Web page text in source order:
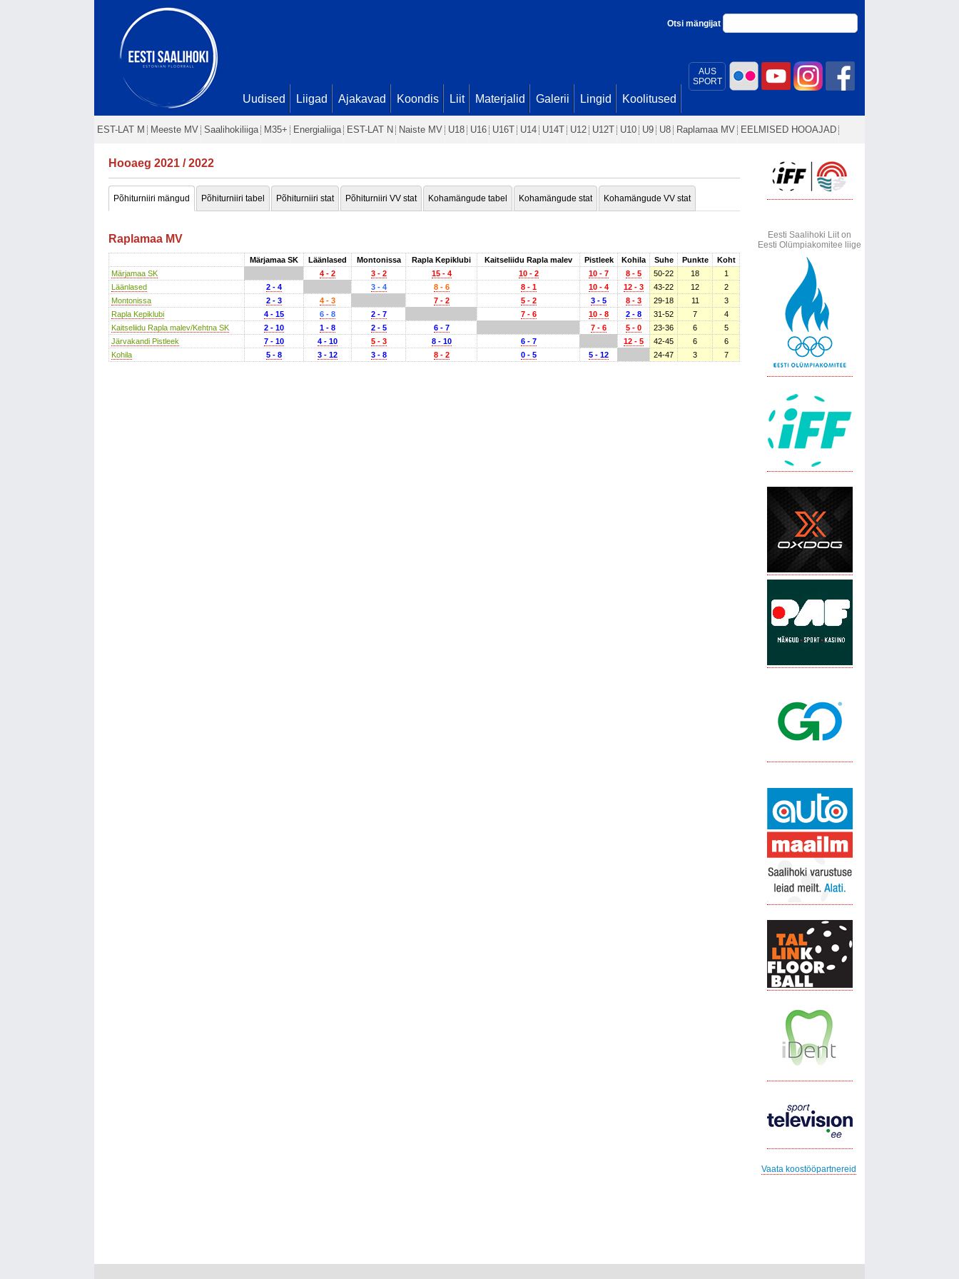
AUS
SPORT
Otsi mängijat
Uudised Liigad Ajakavad Koondis Liit Materjalid Galerii Lingid Koolitused
EST-LAT M Meeste MV Saalihokiliiga M35+ Energialiiga EST-LAT N Naiste MV U18 U16 U16T U14 U14T U12 U12T U10 U9 U8 Raplamaa MV EELMISED HOOAJAD
Hooaeg 2021 / 2022
Põhiturniiri mängud Põhiturniiri tabel Põhiturniiri stat Põhiturniiri VV stat Kohamängude tabel Kohamängude stat Kohamängude VV stat
Raplamaa MV
Märjamaa SK Läänlased Montonissa Rapla Kepiklubi Kaitseliidu Rapla malev Pistleek Kohila Suhe Punkte
Koht
Märjamaa SK
4 - 2 3 - 2 15 - 4 10 - 2 10 - 7 8 - 5 50-22 18
1
Läänlased
2 - 4 3 - 4 8 - 6 8 - 1 10 - 4 12 - 3 43-22 12
2
Montonissa
2 - 3 4 - 3 7 - 2 5 - 2 3 - 5 8 - 3 29-18 11
3
Rapla Kepiklubi
4 - 15 6 - 8 2 - 7 7 - 6 10 - 8 2 - 8 31-52 7
4
Kaitseliidu Rapla malev/Kehtna SK
2 - 10 1 - 8 2 - 5 6 - 7 7 - 6 5 - 0 23-36 6
5
Järvakandi Pistleek
7 - 10 4 - 10 5 - 3 8 - 10 6 - 7 12 - 5 42-45 6
6
Kohila
5 - 8 3 - 12 3 - 8 8 - 2 0 - 5 5 - 12 24-47 3 7
Eesti Saalihoki Liit on
Eesti Olümpiakomitee liige
Vaata koostööpartnereid